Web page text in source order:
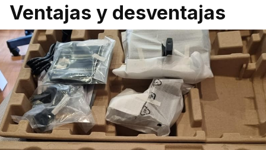
Ventajas y desventajas